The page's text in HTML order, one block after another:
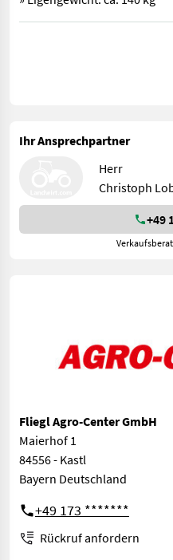
Stalldunggabel 1250 mm /
Ihr Ansprechpartner
Herr
Christoph
+49
Fliegl Agro-Center GmbH
Maierhof 1
84556 - Kastl
Bayern Deutschland
+49 173 *******
Rückruf anfordern